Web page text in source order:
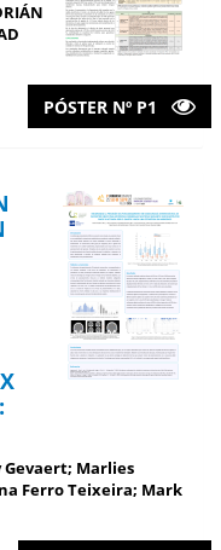
PÓSTER Nº P1
Marlies
Ferro Teixeira; Mark